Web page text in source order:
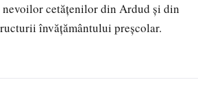
cetățenilor din Ardud și din
învățământului preșcolar.